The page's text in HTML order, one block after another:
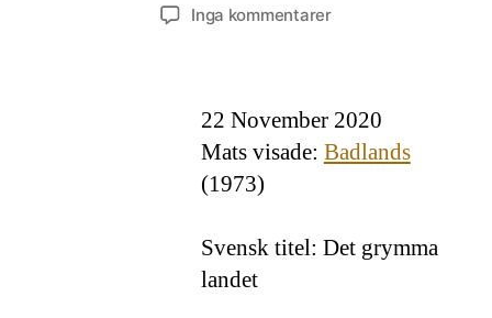
Inga kommentarertill
22 November 2020
Mats visade: Badlands
(1973)
Svensk titel: Det grymma
landet